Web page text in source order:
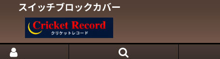
スイッチブロックカバー